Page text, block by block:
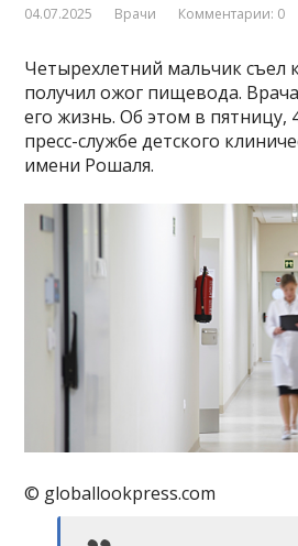
04.07.2025 Врачи Комментарии: 0
Четырехлетний мальчик съел
получил ожог пищевода.
его жизнь. Об этом в
пресс-службе детского
имени Рошаля.
© globallookpress.com